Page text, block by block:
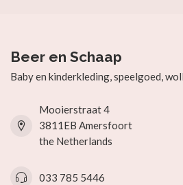
Beer en Schaap
Baby en kinderkleding, speelgoed,
Mooierstraat 4
3811EB Amersfoort
the Netherlands
033 785 5446